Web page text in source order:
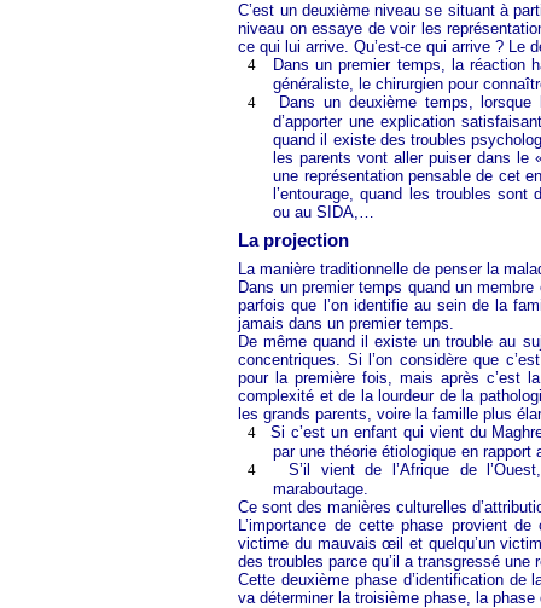
C’est un deuxième niveau se situant à
niveau on essaye de voir les
ce qui lui arrive. Qu’est-ce qui arrive ? Le
4
Dans un premier temps, la réaction
généraliste, le chirurgien pour
4
Dans un deuxième temps, lorsque
d’apporter une explication
quand il existe des troubles
les parents vont aller puiser dans le
une représentation pensable de cet
l’entourage, quand les troubles
ou au SIDA,…
La projection
La manière traditionnelle de penser la
Dans un premier temps quand un
parfois que l’on identifie au sein de la
jamais dans un premier temps.
De même quand il existe un trouble au
concentriques. Si l’on considère que
pour la première fois, mais après c’est
complexité et de la lourdeur de la
les grands parents, voire la famille plus
4
Si c’est un enfant qui vient du
par une théorie étiologique en
4
S’il vient de l’Afrique de
maraboutage.
Ce sont des manières culturelles
L’importance de cette phase provient
victime du mauvais œil et quelqu’un
des troubles parce qu’il a transgressé
Cette deuxième phase d’identification de
va déterminer la troisième phase, la phase